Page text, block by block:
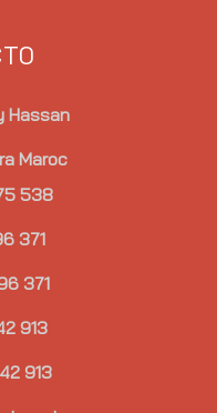
Hassan
Maroc
538
371
371
913
913